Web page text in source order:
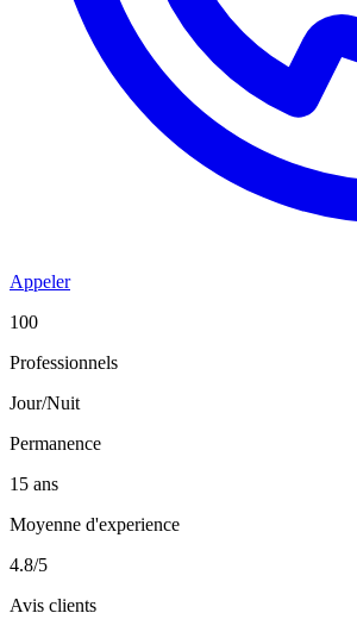
Appeler
100
Professionnels
Jour/Nuit
Permanence
15 ans
Moyenne d'experience
4.8/5
Avis clients